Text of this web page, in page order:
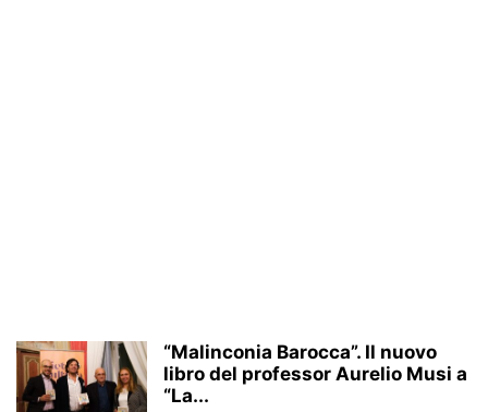
“Malinconia Barocca”. Il nuovo
libro del professor Aurelio Musi a
“La...